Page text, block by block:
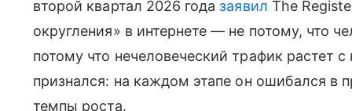
второй квартал 2026 года заявил The
округления» в интернете — не потому, что
потому что нечеловеческий трафик растет
признался: на каждом этапе он ошибался в
темпы роста.